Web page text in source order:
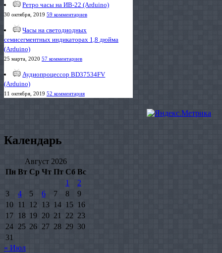
Ретро часы на ИВ-22 (Arduino)
30 октября, 2019 59 комментариев
Часы на светодиодных
семисегментных индикаторах 1,8 дюйма
(Arduino)
25 марта, 2020 57 комментариев
Аудиопроцессор BD37534FV
(Arduino)
11 октября, 2019 52 комментария
Календарь
Август 2026
Пн Вт Ср Чт Пт Сб Вс
1
2
3
4 5 6 7 8
9
10
11 12 13 14 15 16
17 18 19 20 21 22 23
24 25 26 27 28 29 30
31
« Июл